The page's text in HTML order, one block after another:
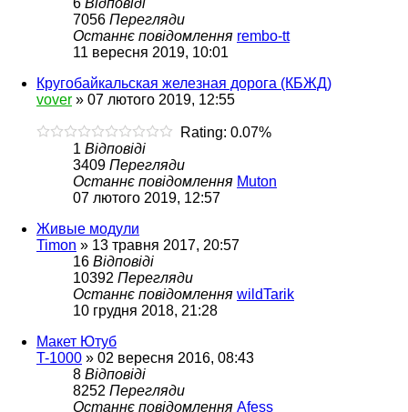
7056 Перегляди
Останнє повідомлення rembo-tt
11 вересня 2019, 10:01
Кругобайкальская железная дорога (КБЖД)
vover » 07 лютого 2019, 12:55
Rating: 0.07%
1 Відповіді
3409 Перегляди
Останнє повідомлення Muton
07 лютого 2019, 12:57
Живые модули
Timon » 13 травня 2017, 20:57
16 Відповіді
10392 Перегляди
Останнє повідомлення wildTarik
10 грудня 2018, 21:28
Макет Ютуб
T-1000 » 02 вересня 2016, 08:43
8 Відповіді
8252 Перегляди
Останнє повідомлення Afess